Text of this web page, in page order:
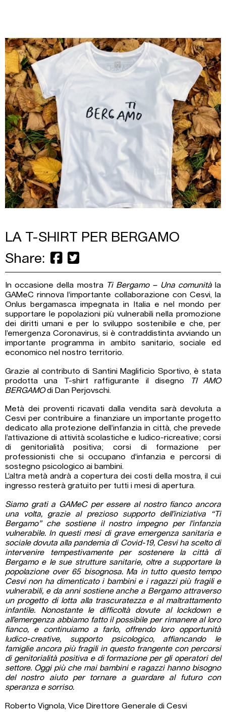
LA T-SHIRT PER BERGAMO
Share:
In occasione della mostra Ti Bergamo – Una comunitàla
GAMeC rinnova l’importante collaborazione con Cesvi, la
Onlus bergamasca impegnata in Italia e nel mondo per
supportare le popolazioni più vulnerabili nella promozione
dei diritti umani e per lo sviluppo sostenibile e che, per
l’emergenza Coronavirus, si è contraddistinta avviando un
importante programma in ambito sanitario, sociale ed
economico nel nostro territorio.
Grazie al contributo di Santini Maglificio Sportivo, è stata
prodotta una T-shirt raffigurante il disegno
TI AMO
BERGAMOdi Dan Perjovschi.
Metà dei proventi ricavati dalla vendita sarà devoluta a
Cesvi per contribuire a finanziare un importante progetto
dedicato alla protezione dell’infanzia in città, che prevede
l’attivazione di attività scolastiche e ludico-ricreative; corsi
di genitorialità positiva; corsi di formazione per
professionisti che si occupano d’infanzia e percorsi di
sostegno psicologico ai bambini.
L’altra metà andrà a copertura dei costi della mostra, il cui
ingresso resterà gratuito per tutti i mesi di apertura.
Siamo grati a GAMeC per essere al nostro fianco ancora
una volta, grazie al prezioso supporto dell’iniziativa “Ti
Bergamo” che sostiene il nostro impegno per l’infanzia
vulnerabile. In questi mesi di grave emergenza sanitaria e
sociale dovuta alla pandemia di Covid-19, Cesvi ha scelto di
intervenire tempestivamente per sostenere la città di
Bergamo e le sue strutture sanitarie, oltre a supportare la
popolazione over 65 bisognosa. Ma in tutto questo tempo
Cesvi non ha dimenticato i bambini e i ragazzi più fragili e
vulnerabili, e da anni sostiene anche a Bergamo attraverso
un progetto di lotta alla trascuratezza e al maltrattamento
infantile. Nonostante le difficoltà dovute al lockdown e
all’emergenza abbiamo fatto il possibile per rimanere al loro
fianco, e continuiamo a farlo, offrendo loro opportunità
ludico-creative, supporto psicologico, affiancando le
famiglie ancora più fragili in questo frangente con percorsi
di genitorialità positiva e di formazione per gli operatori del
settore. Oggi più che mai bambini e ragazzi hanno bisogno
del nostro aiuto per tornare a guardare al futuro con
speranza e sorriso.
Roberto Vignola, Vice Direttore Generale di Cesvi